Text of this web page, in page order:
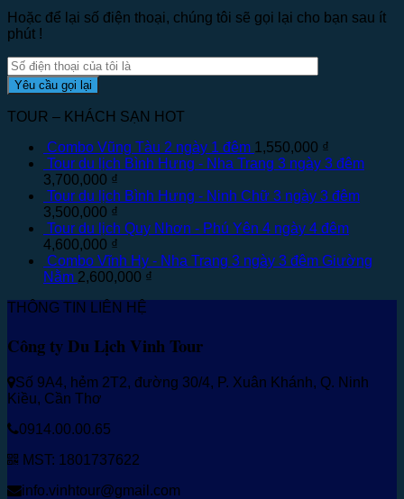
Hoặc để lại số điện thoại, chúng tôi sẽ gọi lại cho bạn sau ít
phút !
TOUR – KHÁCH SẠN HOT
Combo Vũng Tàu 2 ngày 1 đêm 1,550,000 ₫
Tour du lịch Bình Hưng - Nha Trang 3 ngày 3 đêm
3,700,000 ₫
Tour du lịch Bình Hưng - Ninh Chữ 3 ngày 3 đêm
3,500,000 ₫
Tour du lịch Quy Nhơn - Phú Yên 4 ngày 4 đêm
4,600,000 ₫
Combo Vĩnh Hy - Nha Trang 3 ngày 3 đêm Giường
Nằm 2,600,000 ₫
THÔNG TIN LIÊN HỆ
Công ty Du Lịch Vinh Tour
Số 9A4, hẻm 2T2, đường 30/4, P. Xuân Khánh, Q. Ninh
Kiều, Cần Thơ
0914.00.00.65
MST: 1801737622
info.vinhtour@gmail.com